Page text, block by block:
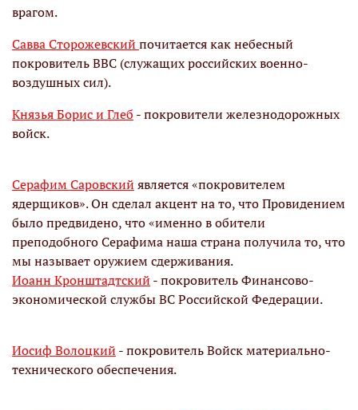
врагом.
Савва Сторожевский почитается как небесный
покровитель ВВС (служащих российских военно-
воздушных сил).
Князья Борис и Глеб - покровители железнодорожных
войск.
Серафим Саровский является «покровителем
ядерщиков». Он сделал акцент на то, что Провидением
было предвидено, что «именно в обители
преподобного Серафима наша страна получила то, что
мы называет оружием сдерживания.
Иоанн Кронштадтский - покровитель Финансово-
экономической службы ВС Российской Федерации.
Иосиф Волоцкий - покровитель Войск материально-
технического обеспечения.